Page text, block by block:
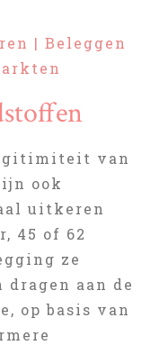
| Beleggen
van
ook
uitkeren
45 of 62
ze
aan de
op basis van